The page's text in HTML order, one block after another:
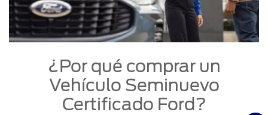
¿Por qué comprar un
Vehículo Seminuevo
Certificado Ford?